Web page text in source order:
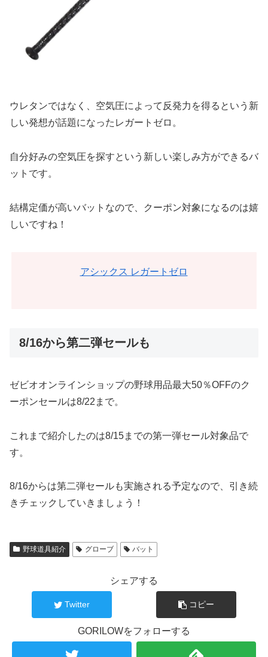
ウレタンではなく、空気圧によって反発力を得るという新
しい発想が話題になったレガートゼロ。
自分好みの空気圧を探すという新しい楽しみ方ができるバ
ットです。
結構定価が高いバットなので、クーポン対象になるのは嬉
しいですね！
アシックス レガートゼロ
8/16から第二弾セールも
ゼビオオンラインショップの野球用品最大50％OFFのク
ーポンセールは8/22まで。
これまで紹介したのは8/15までの第一弾セール対象品で
す。
8/16からは第二弾セールも実施される予定なので、引き続
きチェックしていきましょう！
野球道具紹介 グローブ バット
シェアする
Twitter コピー
GORILOWをフォローする